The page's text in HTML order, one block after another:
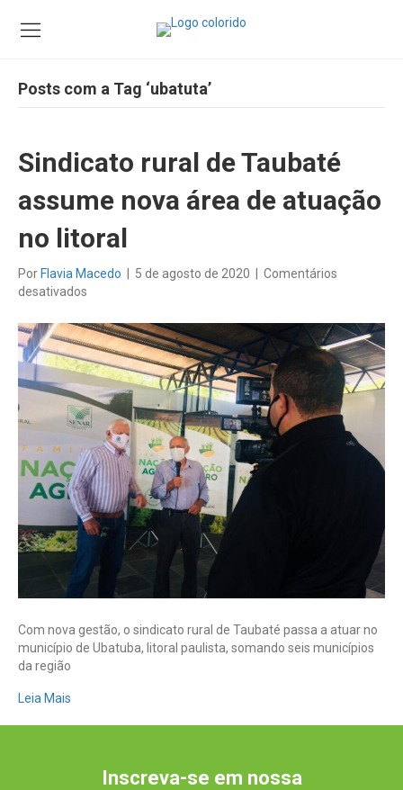
Posts com a Tag ‘ubatuta’
Sindicato rural de Taubaté
assume nova área de atuação
no litoral
Por Flavia Macedo 5 de agosto de 2020
Comentários
desativados
rural
de
Taubaté
assume
nova
área
atuação
no
litoral
Com nova gestão, o sindicato rural de Taubaté passa a atuar no
município de Ubatuba, litoral paulista, somando seis municípios
da região
Leia Mais
Inscreva-se em nossa